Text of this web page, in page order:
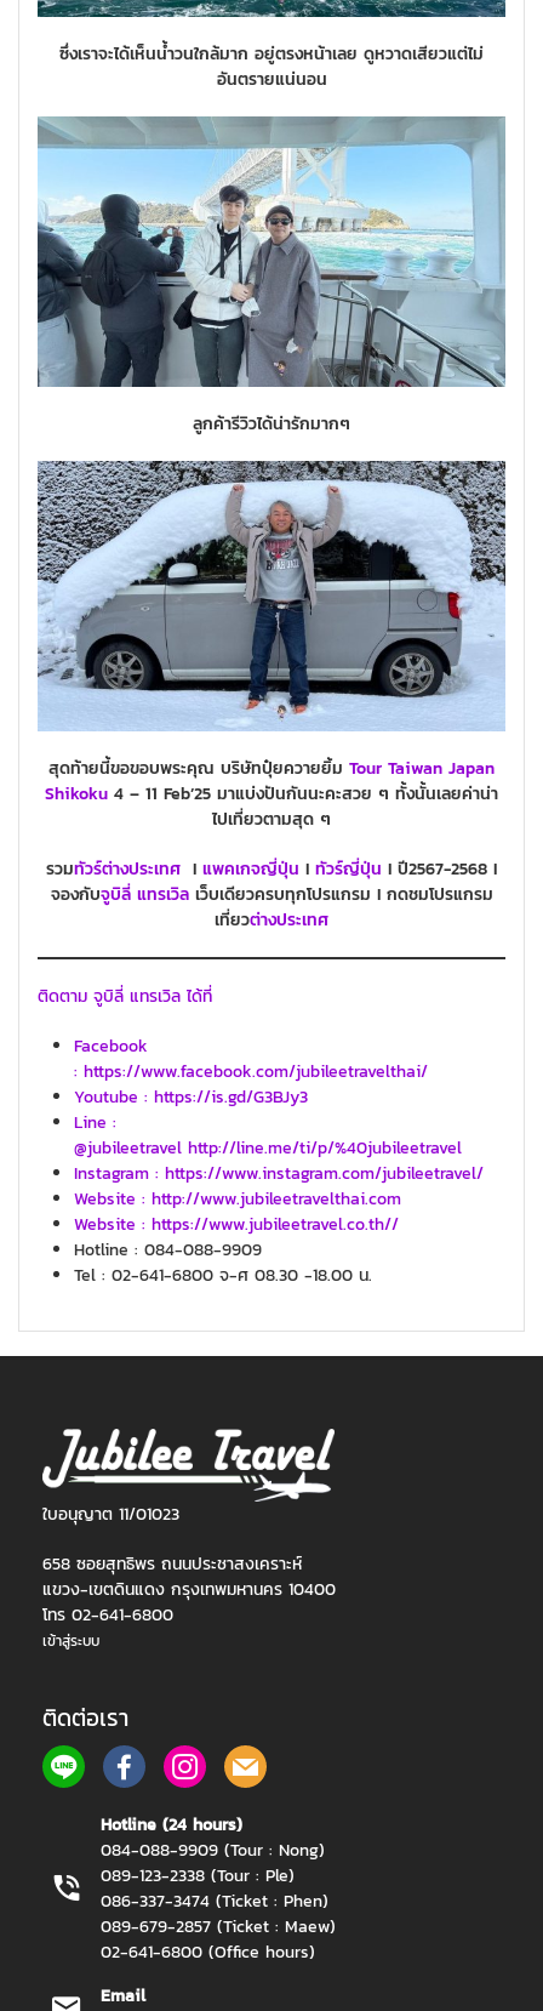
ซึ่งเราจะได้เห็นน้ำวนใกล้มาก อยู่ตรงหน้าเลย ดูหวาดเสียวแต่ไม่
อันตรายแน่นอน
ลูกค้ารีวิวได้น่ารักมากๆ
สุดท้ายนี้ขอขอบพระคุณ บริษัทปุ๋ยควายยิ้ม Tour Taiwan Japan
Shikoku 4 – 11 Feb’25 มาแบ่งปันกันนะคะสวย ๆ ทั้งนั้นเลยค่าน่า
ไปเที่ยวตามสุด ๆ
รวมทัวร์ต่างประเทศ I แพคเกจญี่ปุ่น I ทัวร์ญี่ปุ่น I ปี2567-2568 I
จองกับจูบิลี่ แทรเวิลเว็บเดียวครบทุกโปรแกรม I กดชมโปรแกรม
เที่ยวต่างประเทศ
ติดตาม จูบิลี่ แทรเวิล ได้ที่
Facebook
: https://www.facebook.com/jubileetravelthai/
Youtube : https://is.gd/G3BJy3
Line :
@jubileetravel http://line.me/ti/p/%40jubileetravel
Instagram : https://www.instagram.com/jubileetravel/
Website : http://www.jubileetravelthai.com
Website : https://www.jubileetravel.co.th//
Hotline : 084-088-9909
Tel : 02-641-6800 จ-ศ 08.30 -18.00 น.
ใบอนุญาต 11/01023
658 ซอยสุทธิพร ถนนประชาสงเคราะห์
แขวง-เขตดินแดง กรุงเทพมหานคร 10400
โทร 02-641-6800
เข้าสู่ระบบ
ติดต่อเรา
Hotline (24 hours)
084-088-9909 (Tour : Nong)
089-123-2338 (Tour : Ple)
086-337-3474 (Ticket : Phen)
089-679-2857 (Ticket : Maew)
02-641-6800 (Office hours)
Email